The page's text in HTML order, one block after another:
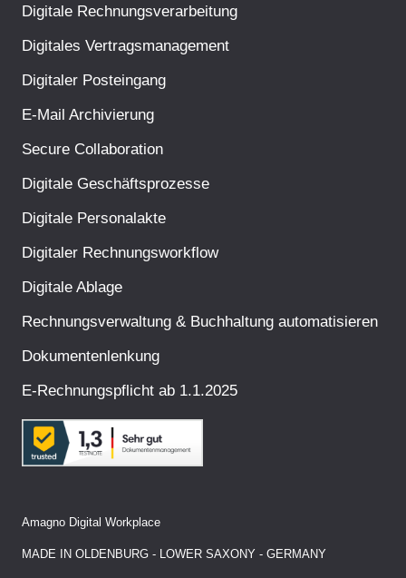
Digitale Rechnungsverarbeitung
Digitales Vertragsmanagement
Digitaler Posteingang
E-Mail Archivierung
Secure Collaboration
Digitale Geschäftsprozesse
Digitale Personalakte
Digitaler Rechnungsworkflow
Digitale Ablage
Rechnungsverwaltung & Buchhaltung automatisieren
Dokumentenlenkung
E-Rechnungspflicht ab 1.1.2025
Amagno Digital Workplace
MADE IN OLDENBURG - LOWER SAXONY - GERMANY